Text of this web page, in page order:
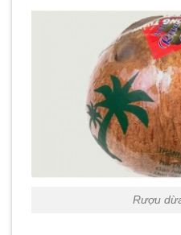
Rượu